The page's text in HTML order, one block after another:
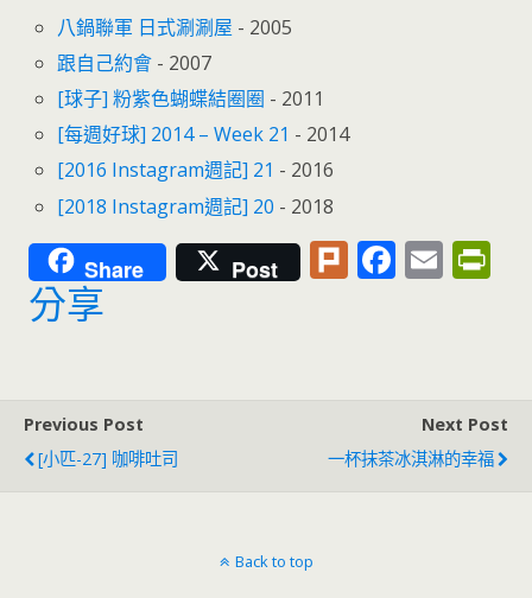
八鍋聯軍 日式涮涮屋 - 2005
跟自己約會 - 2007
[球子] 粉紫色蝴蝶結圈圈 - 2011
[每週好球] 2014 – Week 21 - 2014
[2016 Instagram週記] 21 - 2016
[2018 Instagram週記] 20 - 2018
Share Post Pl F
o
E
e
n
分享
Previous Post
[小匹-27] 咖啡吐司
Next Post
一杯抹茶冰淇淋的幸福
Back to top